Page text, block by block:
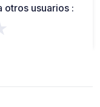
otros usuarios :